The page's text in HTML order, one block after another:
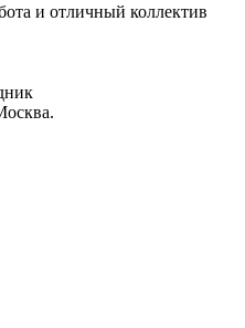
и отличный коллектив